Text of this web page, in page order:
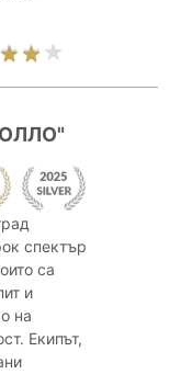
спектър
са
и
на
Екипът,